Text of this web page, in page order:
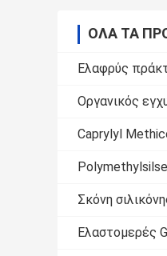
ΌΛΑ ΤΑ
Ελαφρύς
Οργανικός
Caprylyl
Σκόνη
Ελαστομερές